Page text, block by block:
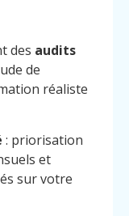
des audits
de
réaliste
: priorisation
et
sur votre